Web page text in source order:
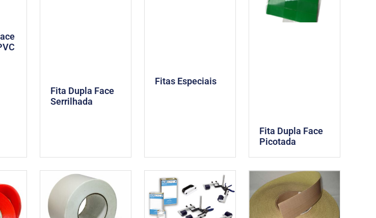
Fita Dupla Face
Serrilhada
Fitas Especiais
Fita Dupla Face
Picotada